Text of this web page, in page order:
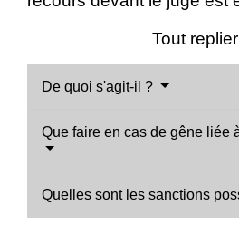
Tout replier
De quoi s'agit-il ?
Que faire en cas de gêne liée
Quelles sont les sanctions